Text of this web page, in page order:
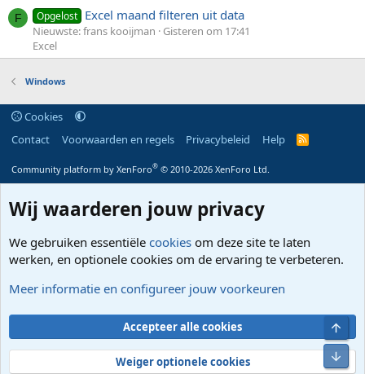
F Opgelost Excel maand filteren uit data
Nieuwste: frans kooijman
Gisteren om 17:41
Excel
Windows
Cookies
Contact
Voorwaarden en regels Privacybeleid Help
R
S
Community platform by XenForo® © 2010-2026 XenForo Ltd.
Wij waarderen jouw privacy
We gebruiken essentiële cookies om deze site te laten
werken, en optionele cookies om de ervaring te verbeteren.
Meer informatie en configureer jouw voorkeuren
Accepteer alle cookies
Weiger optionele cookies